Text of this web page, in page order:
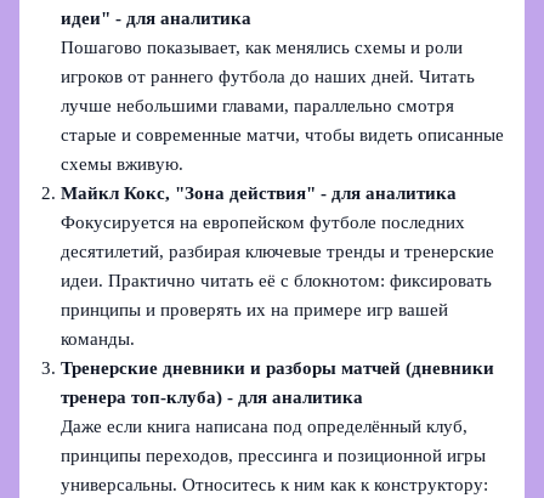
идеи" - для аналитика
Пошагово показывает, как менялись схемы и роли
игроков от раннего футбола до наших дней. Читать
лучше небольшими главами, параллельно смотря
старые и современные матчи, чтобы видеть описанные
схемы вживую.
Майкл Кокс, "Зона действия" - для аналитика
Фокусируется на европейском футболе последних
десятилетий, разбирая ключевые тренды и тренерские
идеи. Практично читать её с блокнотом: фиксировать
принципы и проверять их на примере игр вашей
команды.
Тренерские дневники и разборы матчей (дневники
тренера топ-клуба) - для аналитика
Даже если книга написана под определённый клуб,
принципы переходов, прессинга и позиционной игры
универсальны. Относитесь к ним как к конструктору: